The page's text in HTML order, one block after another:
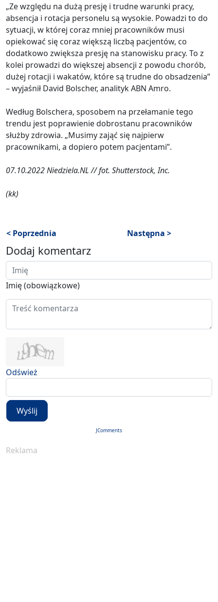
„Ze względu na dużą presję i trudne warunki pracy,
absencja i rotacja personelu są wysokie. Powadzi to do
sytuacji, w której coraz mniej pracowników musi
opiekować się coraz większą liczbą pacjentów, co
dodatkowo zwiększa presję na stanowisku pracy. To z
kolei prowadzi do większej absencji z powodu chorób,
dużej rotacji i wakatów, które są trudne do obsadzenia”
– wyjaśnił David Bolscher, analityk ABN Amro.
Według Bolschera, sposobem na przełamanie tego
trendu jest poprawienie dobrostanu pracowników
służby zdrowia. „Musimy zająć się najpierw
pracownikami, a dopiero potem pacjentami”.
07.10.2022 Niedziela.NL // fot. Shutterstock, Inc.
(kk)
< Poprzednia Następna >
Dodaj komentarz
Imię (obowiązkowe)
Odśwież
Wyślij
JComments
Reklama